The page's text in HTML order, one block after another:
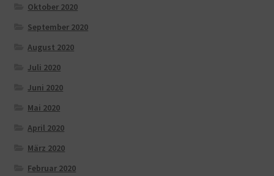
Oktober 2020
September 2020
August 2020
Juli 2020
Juni 2020
Mai 2020
April 2020
März 2020
Februar 2020